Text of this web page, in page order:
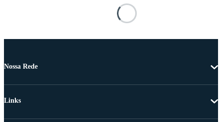
Nossa Rede
Links